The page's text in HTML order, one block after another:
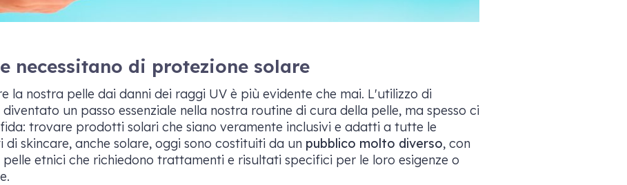
necessitano di protezione solare
la nostra pelle dai danni dei raggi UV è più evidente che mai. L'utilizzo di
un passo essenziale nella nostra routine di cura della pelle, ma spesso ci
trovare prodotti solari che siano veramente inclusivi e adatti a tutte le
skincare, anche solare, oggi sono costituiti da un pubblico molto diverso, con
etnici che richiedono trattamenti e risultati specifici per le loro esigenze o